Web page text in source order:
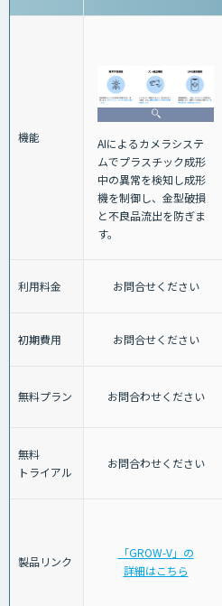
機能
AIによるカメラシステ
ムでプラスチック成形
中の異常を検知し成形
機を制御し、金型破損
と不良品流出を防ぎま
す。
利用料金 お問合せください
初期費用 お問合せください
無料プラン お問合わせください
無料
トライアル
お問合わせください
製品リンク
「GROW-V」の
詳細はこちら